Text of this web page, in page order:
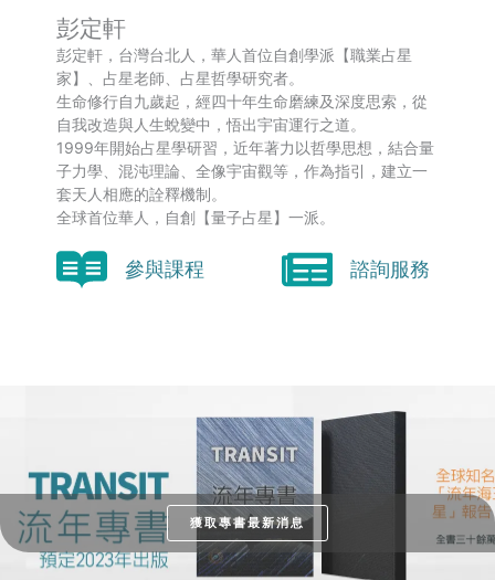
彭定軒
彭定軒，台灣台北人，華人首位自創學派【職業占星
家】、占星老師、占星哲學研究者。
生命修行自九歲起，經四十年生命磨練及深度思索，從
自我改造與人生蛻變中，悟出宇宙運行之道。
1999年開始占星學研習，近年著力以哲學思想，結合量
子力學、混沌理論、全像宇宙觀等，作為指引，建立一
套天人相應的詮釋機制。
全球首位華人，自創【量子占星】一派。
參與課程 諮詢服務
獲取專書最新消息